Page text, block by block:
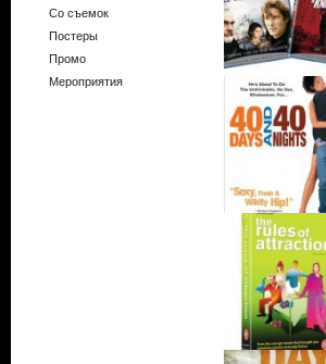
Со съемок
Постеры
Промо
Мероприятия